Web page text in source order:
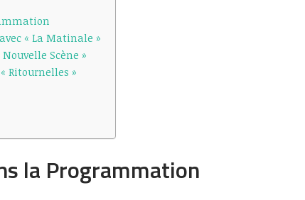
« La Matinale »
Scène »
Ritournelles »
la Programmation